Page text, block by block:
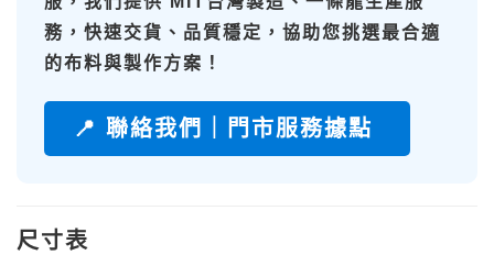
務 ，快速交貨、品質穩定，協助您挑選最合適
的布料與製作方案！
📍 聯絡我們｜門市服務據點
尺寸表